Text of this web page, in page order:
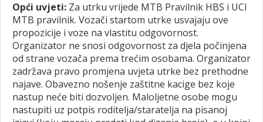
Opći uvjeti: Za utrku vrijede MTB Pravilnik HBS i UCI
MTB pravilnik. Vozači startom utrke usvajaju ove
propozicije i voze na vlastitu odgovornost.
Organizator ne snosi odgovornost za djela počinjena
od strane vozača prema trećim osobama. Organizator
zadržava pravo promjena uvjeta utrke bez prethodne
najave. Obavezno nošenje zaštitne kacige bez koje
nastup neće biti dozvoljen. Maloljetne osobe mogu
nastupiti uz potpis roditelja/staratelja na pisanoj